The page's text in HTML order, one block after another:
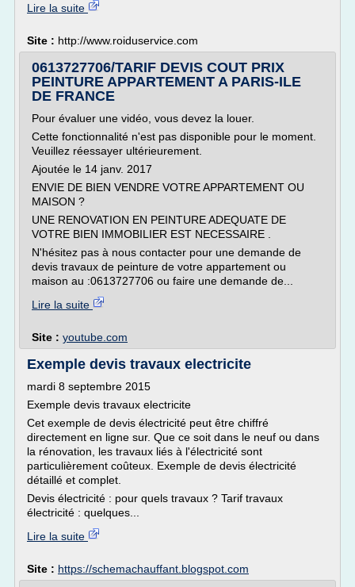
Lire la suite
Site : http://www.roiduservice.com
0613727706/TARIF DEVIS COUT PRIX
PEINTURE APPARTEMENT A PARIS-ILE
DE FRANCE
Pour évaluer une vidéo, vous devez la louer.
Cette fonctionnalité n'est pas disponible pour le moment.
Veuillez réessayer ultérieurement.
Ajoutée le 14 janv. 2017
ENVIE DE BIEN VENDRE VOTRE APPARTEMENT OU
MAISON ?
UNE RENOVATION EN PEINTURE ADEQUATE DE
VOTRE BIEN IMMOBILIER EST NECESSAIRE .
N'hésitez pas à nous contacter pour une demande de
devis travaux de peinture de votre appartement ou
maison au :0613727706 ou faire une demande de...
Lire la suite
Site : youtube.com
Exemple devis travaux electricite
mardi 8 septembre 2015
Exemple devis travaux electricite
Cet exemple de devis électricité peut être chiffré
directement en ligne sur. Que ce soit dans le neuf ou dans
la rénovation, les travaux liés à l'électricité sont
particulièrement coûteux. Exemple de devis électricité
détaillé et complet.
Devis électricité : pour quels travaux ? Tarif travaux
électricité : quelques...
Lire la suite
Site : https://schemachauffant.blogspot.com